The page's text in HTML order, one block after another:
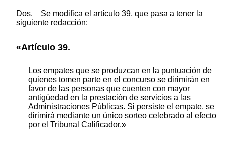
Dos. Se modifica el artículo 39, que pasa a tener la
siguiente redacción:
«Artículo 39.
Los empates que se produzcan en la puntuación de
quienes tomen parte en el concurso se dirimirán en
favor de las personas que cuenten con mayor
antigüedad en la prestación de servicios a las
Administraciones Públicas. Si persiste el empate, se
dirimirá mediante un único sorteo celebrado al efecto
por el Tribunal Calificador.»